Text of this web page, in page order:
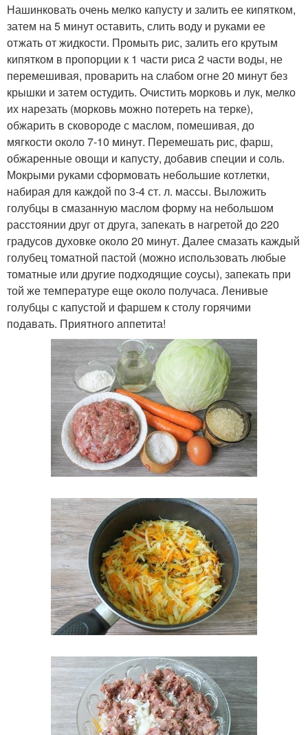
Нашинковать очень мелко капусту и залить ее кипятком,
затем на 5 минут оставить, слить воду и руками ее
отжать от жидкости. Промыть рис, залить его крутым
кипятком в пропорции к 1 части риса 2 части воды, не
перемешивая, проварить на слабом огне 20 минут без
крышки и затем остудить. Очистить морковь и лук, мелко
их нарезать (морковь можно потереть на терке),
обжарить в сковороде с маслом, помешивая, до
мягкости около 7-10 минут. Перемешать рис, фарш,
обжаренные овощи и капусту, добавив специи и соль.
Мокрыми руками сформовать небольшие котлетки,
набирая для каждой по 3-4 ст. л. массы. Выложить
голубцы в смазанную маслом форму на небольшом
расстоянии друг от друга, запекать в нагретой до 220
градусов духовке около 20 минут. Далее смазать каждый
голубец томатной пастой (можно использовать любые
томатные или другие подходящие соусы), запекать при
той же температуре еще около получаса. Ленивые
голубцы с капустой и фаршем к столу горячими
подавать. Приятного аппетита!